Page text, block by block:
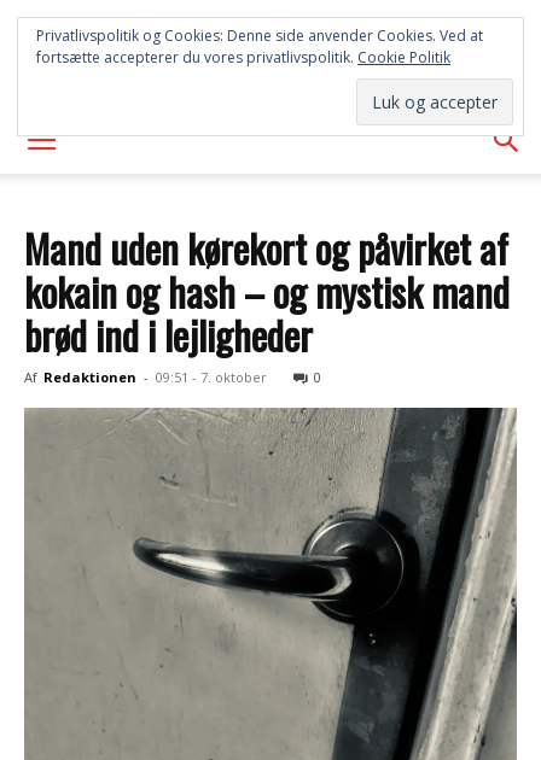
SYD
AVISEN
Mand uden kørekort og påvirket af
kokain og hash – og mystisk mand
brød ind i lejligheder
Af Redaktionen - 09:51 - 7. oktober 0
Privatlivspolitik og Cookies: Denne side anvender Cookies. Ved at
fortsætte accepterer du vores privatlivspolitik. Cookie Politik